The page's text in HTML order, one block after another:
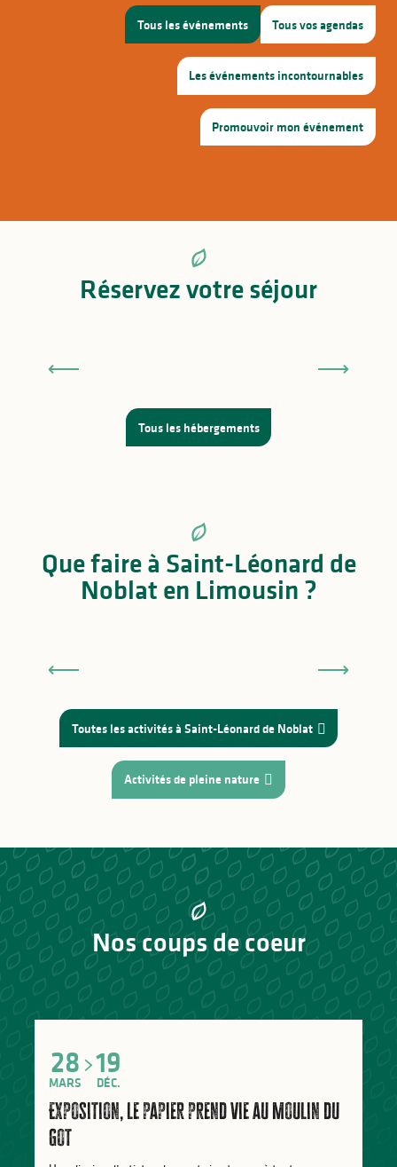
Tous les événements Tous vos agendas
Les événements incontournables
Promouvoir mon événement
Réservez votre séjour
Les campings à Saint-Léonard de Noblat et aux
Tous les hébergements
Que faire à Saint-Léonard de
Noblat en Limousin ?
Toutes les activités à Saint-Léonard de Noblat
Activités de pleine nature
Nos coups de coeur
28
MARS
19
DÉC.
Exposition, le papier prend vie au Moulin du
Got